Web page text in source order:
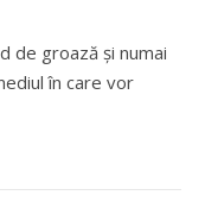
de groază şi numai
în care vor